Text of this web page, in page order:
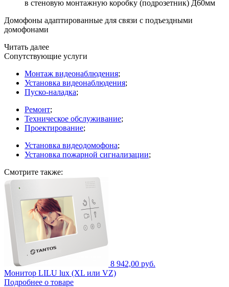
в стеновую монтажную коробку (подрозетник) Д60мм
Домофоны адаптированные для связи с подъездными
домофонами
Читать далее
Сопутствующие услуги
Монтаж видеонаблюдения;
Установка видеонаблюдения;
Пуско-наладка;
Ремонт;
Техническое обслуживание;
Проектирование;
Установка видеодомофона;
Установка пожарной сигнализации;
Смотрите также:
8 942,00 руб.
Монитор LILU lux (XL или VZ)
Подробнее о товаре